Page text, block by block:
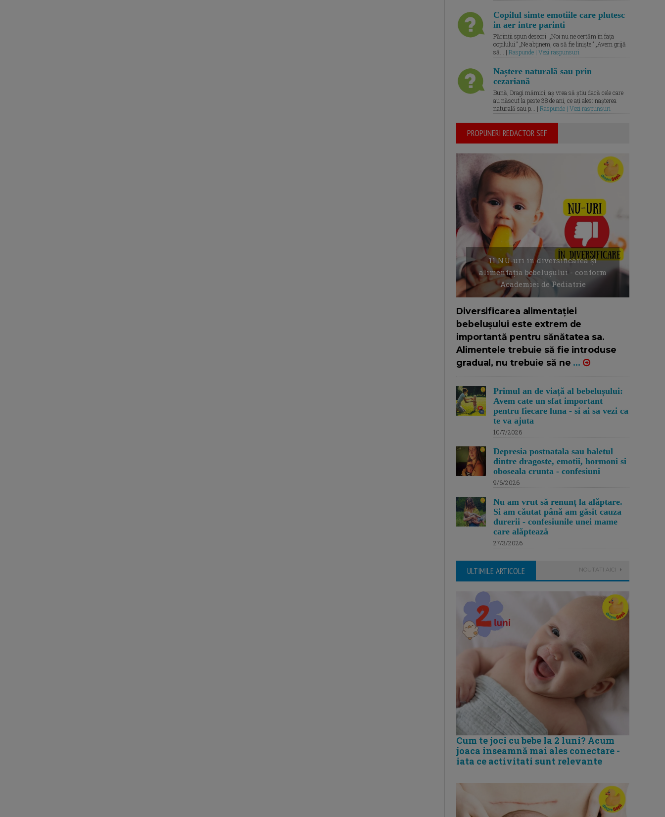
Copilul simte emotiile care plutesc
in aer intre parinti
Părinții spun deseori: „Noi nu ne certăm în fața
copilului.” „Ne abținem, ca să fie liniște.” „Avem grijă
să... | Raspunde | Vezi raspunsuri
Naștere naturală sau prin
cezariană
Bună, Dragi mămici, aș vrea să știu dacă cele care
au născut la peste 38 de ani, ce ați ales: nașterea
naturală sau p... | Raspunde | Vezi raspunsuri
PROPUNERI REDACTOR SEF
11 NU-uri in diversificarea și
alimentația bebelușului - conform
Academiei de Pediatrie
Diversificarea alimentației
bebelușului este extrem de
importantă pentru sănătatea sa.
Alimentele trebuie să fie introduse
gradual, nu trebuie să ne ...
Primul an de viață al bebelușului:
Avem cate un sfat important
pentru fiecare luna - si ai sa vezi ca
te va ajuta
10/7/2026
Depresia postnatala sau baletul
dintre dragoste, emotii, hormoni si
oboseala crunta - confesiuni
9/6/2026
Nu am vrut să renunț la alăptare.
Si am căutat până am găsit cauza
durerii - confesiunile unei mame
care alăptează
27/3/2026
ULTIMILE ARTICOLE NOUTATI AICI
Cum te joci cu bebe la 2 luni? Acum
joaca inseamnă mai ales conectare -
iata ce activitati sunt relevante